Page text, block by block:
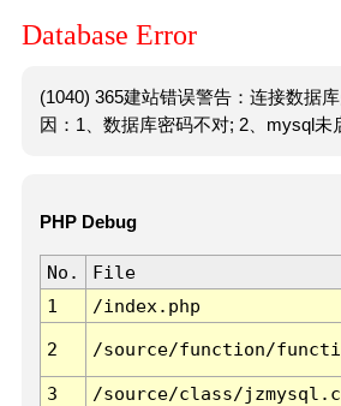
Database Error
(1040) 365建站错误警告：连接数据
因：1、数据库密码不对; 2、mysql未
PHP Debug
No. File
1
/index.php
2 /source/function/
3 /source/class/